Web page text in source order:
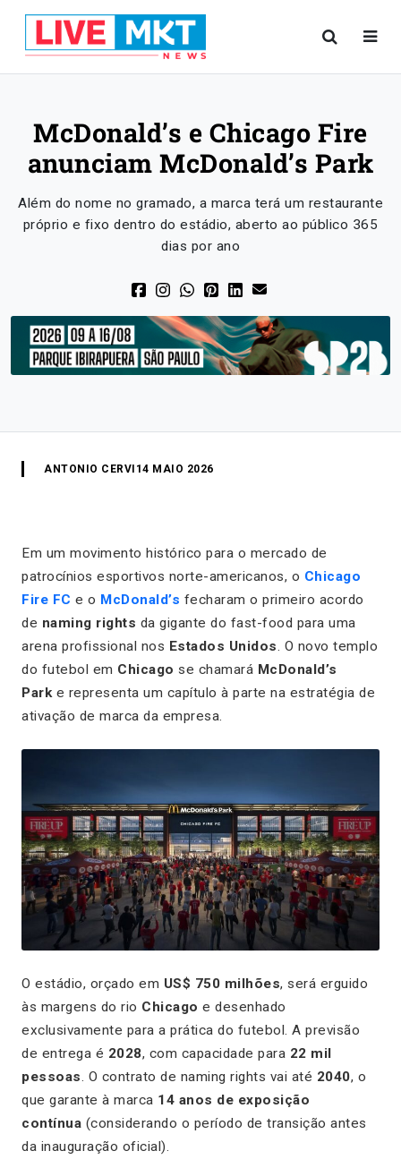
McDonald’s e Chicago Fire
anunciam McDonald’s Park
Além do nome no gramado, a marca terá um restaurante
próprio e fixo dentro do estádio, aberto ao público 365
dias por ano
ANTONIO CERVI 14 MAIO 2026
Em um movimento histórico para o mercado de
patrocínios esportivos norte-americanos, o Chicago
Fire FC e o McDonald’s fecharam o primeiro acordo
de naming rights da gigante do fast-food para uma
arena profissional nos Estados Unidos. O novo templo
do futebol em Chicago se chamará McDonald’s
Parke representa um capítulo à parte na estratégia de
ativação de marca da empresa.
O estádio, orçado em US$ 750 milhões, será erguido
às margens do rio Chicago e desenhado
exclusivamente para a prática do futebol. A previsão
de entrega é 2028, com capacidade para 22 mil
pessoas. O contrato de naming rights vai até 2040, o
que garante à marca 14 anos de exposição
contínua (considerando o período de transição antes
da inauguração oficial).